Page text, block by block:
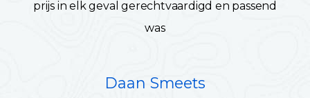
prijs in elk geval gerechtvaardigd en passend
was
Daan Smeets